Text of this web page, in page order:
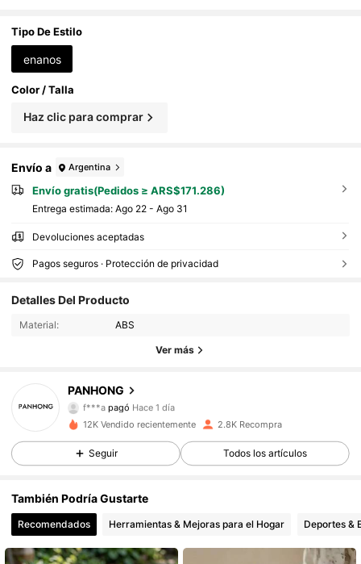
tuas hechas a mano, figuritas en miniatura, muñecos de gno
mo decorativos, regalos coleccionables soñadores
Tipo De Estilo
enanos
Color / Talla
Haz clic para comprar
Envío a Argentina
Envío gratis(Pedidos ≥ ARS$171.286)
Entrega estimada: Ago 22 - Ago 31
Devoluciones aceptadas
Pagos seguros · Protección de privacidad
Detalles Del Producto
Material: ABS
Ver más
PANHONG
2.2K Seguidores
2.2K Seguidores
4,89
2.2K Seguidores
f***apagó Hace 1 día
4,89
4,89 2.2K Seguidores
12K Vendido recientemente 2.8K Recompra
Seguir Todos los artículos
También Podría Gustarte
Recomendados Herramientas & Mejoras para el Hogar Deportes &